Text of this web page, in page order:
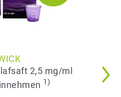
2,5 mg/ml
1)